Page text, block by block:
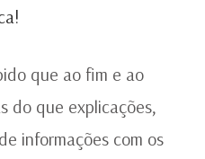
que ao fim e ao
do que explicações,
informações com os